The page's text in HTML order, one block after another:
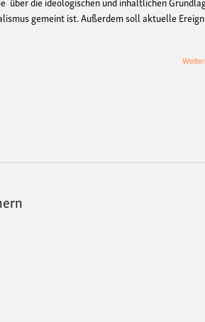
gemeint ist. Außerdem soll aktuelle